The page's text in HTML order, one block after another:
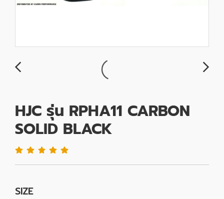
HJC รุ่น RPHA11 CARBON
SOLID BLACK
SIZE